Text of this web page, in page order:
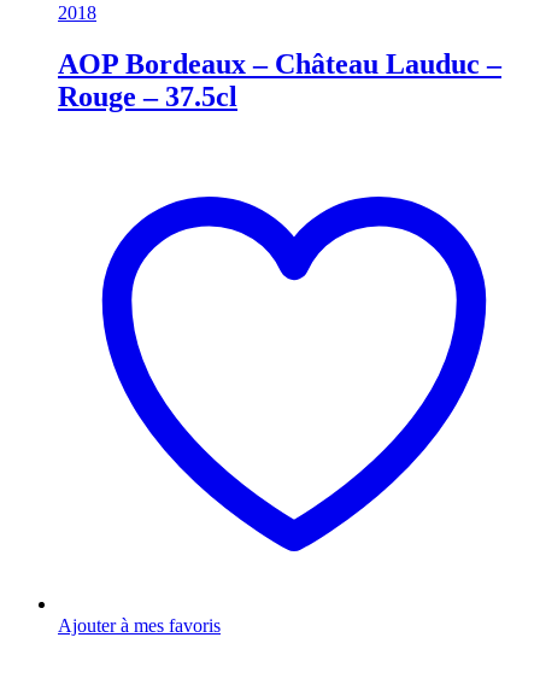
2018
AOP Bordeaux – Château Lauduc –
Rouge – 37.5cl
Ajouter à mes favoris